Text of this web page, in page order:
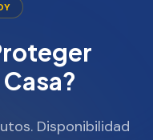
Disponibilidad